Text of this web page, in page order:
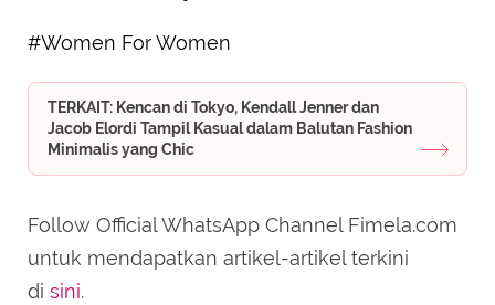
#Women For Women
TERKAIT: Kencan di Tokyo, Kendall Jenner dan
Jacob Elordi Tampil Kasual dalam Balutan Fashion
Minimalis yang Chic
Follow Official WhatsApp Channel Fimela.com
untuk mendapatkan artikel-artikel terkini
di sini.